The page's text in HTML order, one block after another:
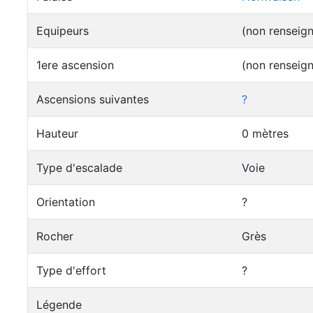
Equipeurs (non
1ere ascension (non
Ascensions suivantes ?
Hauteur 0 mètres
Type d'escalade Voie
Orientation ?
Rocher Grès
Type d'effort ?
Légende